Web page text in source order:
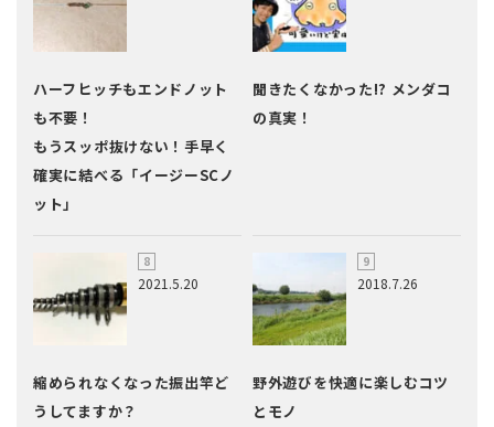
ハーフヒッチもエンドノット
も不要！
もうスッポ抜けない！手早く
確実に結べる「イージーSCノ
ット」
聞きたくなかった!? メンダコ
の真実！
2021.5.20
縮められなくなった振出竿ど
うしてますか？
2018.7.26
野外遊びを快適に楽しむコツ
とモノ